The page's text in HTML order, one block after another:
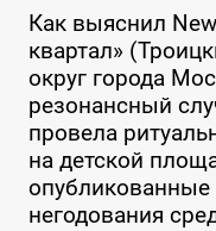
Как выяснил
квартал»
округ города
резонансный
провела
на детской
опубликованные
негодования